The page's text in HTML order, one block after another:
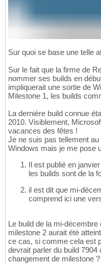
Sur quoi se base une telle
Sur le fait que la firme de
nommer ses builds en
impliquerait une sortie de
Milestone 1, les builds
La dernière build connue
2010. Visiblement,
vacances des fêtes !
Je ne suis pas tellement
Windows mais je me pose
Il est publié en
les builds sont de la
il est dit que mi-
comprend ici une
Le build de la mi-
milestone 2 aurait été
ce cas, si comme cela est
devrait parler du build
changement de milestone ?